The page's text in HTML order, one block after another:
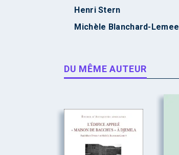
Henri Stern
Michèle Blanchard-Lemee
DU MÊME AUTEUR